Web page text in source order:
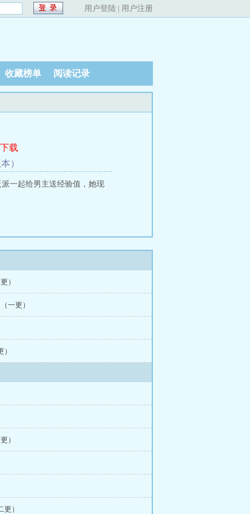
用户登陆 | 用户注册
收藏榜单 阅读记录
载
）
一起给男主送经验值，她现
）
一更）
）
）